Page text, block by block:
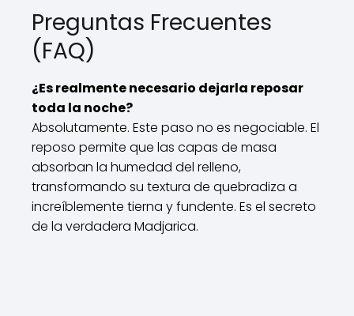
Preguntas Frecuentes
(FAQ)
¿Es realmente necesario dejarla reposar
toda la noche?
Absolutamente. Este paso no es negociable. El
reposo permite que las capas de masa
absorban la humedad del relleno,
transformando su textura de quebradiza a
increíblemente tierna y fundente. Es el secreto
de la verdadera Madjarica.